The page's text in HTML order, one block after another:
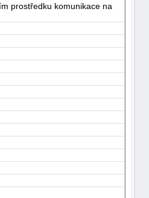
prostředku komunikace na